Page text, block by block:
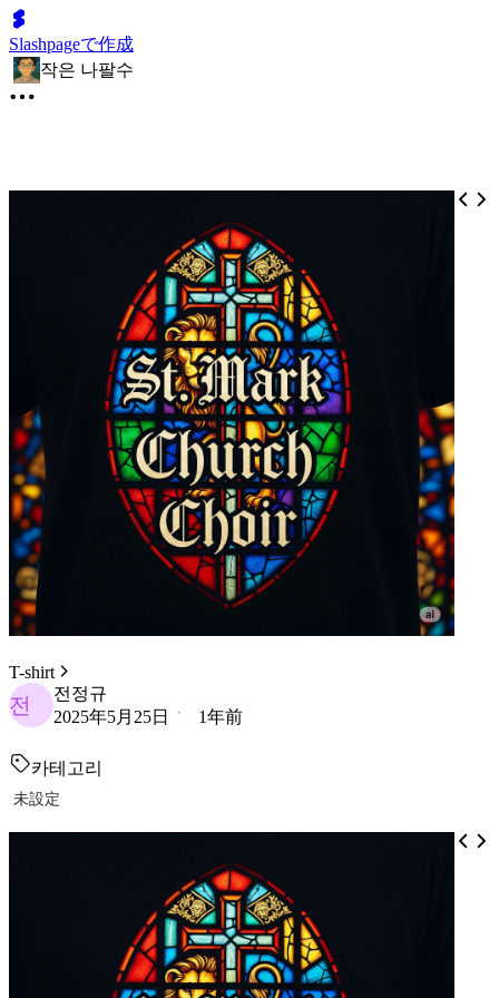
Slashpageで作成
작은 나팔수
T-shirt
전
전정규
2025年5月25日
1年前
카테고리
未設定